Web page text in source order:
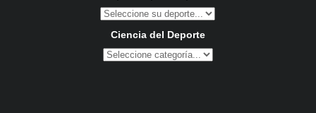
Ciencia del Deporte